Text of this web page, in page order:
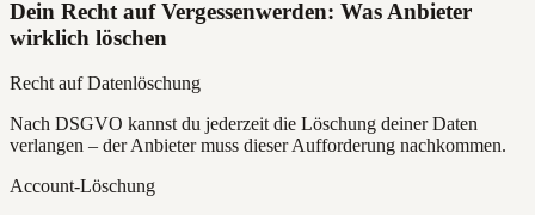
Dein Recht auf Vergessenwerden: Was Anbieter
wirklich löschen
Recht auf Datenlöschung
Nach DSGVO kannst du jederzeit die Löschung deiner Daten
verlangen – der Anbieter muss dieser Aufforderung nachkommen.
Account-Löschung